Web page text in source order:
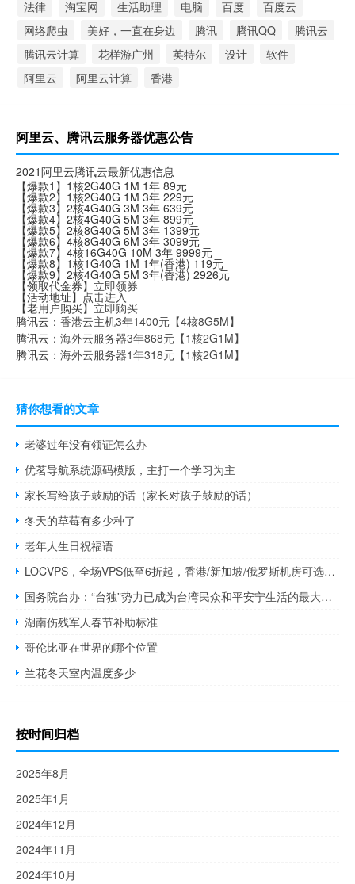
法律 淘宝网 生活助理 电脑 百度
百度云
网络爬虫
美好，一直在身边 腾讯 腾讯QQ
腾讯云
腾讯云计算
花样游广州 英特尔 设计
软件
阿里云
阿里云计算 香港
阿里云、腾讯云服务器优惠公告
2021阿里云腾讯云最新优惠信息
【爆款1】1核2G40G 1M 1年 89元
【爆款2】1核2G40G 1M 3年 229元
【爆款3】2核4G40G 3M 3年 639元
【爆款4】2核4G40G 5M 3年 899元
【爆款5】2核8G40G 5M 3年 1399元
【爆款6】4核8G40G 6M 3年 3099元
【爆款7】4核16G40G 10M 3年 9999元
【爆款8】1核1G40G 1M 1年(香港) 119元
【爆款9】2核4G40G 5M 3年(香港) 2926元
【领取代金券】 立即领券
【活动地址】 点击进入
【老用户购买】立即购买
腾讯云： 香港云主机3年1400元【4核8G5M】
腾讯云： 海外云服务器3年868元【1核2G1M】
腾讯云： 海外云服务器1年318元【1核2G1M】
猜你想看的文章
老婆过年没有领证怎么办
优茗导航系统源码模版，主打一个学习为主
家长写给孩子鼓励的话（家长对孩子鼓励的话）
冬天的草莓有多少种了
老年人生日祝福语
LOCVPS，全场VPS低至6折起，香港/新加坡/俄罗斯机房可选，KVM虚拟/CN2/联通AS9929/软银网络
国务院台办：“台独”势力已成为台湾民众和平安宁生活的最大破坏者
湖南伤残军人春节补助标准
哥伦比亚在世界的哪个位置
兰花冬天室内温度多少
按时间归档
2025年8月
2025年1月
2024年12月
2024年11月
2024年10月